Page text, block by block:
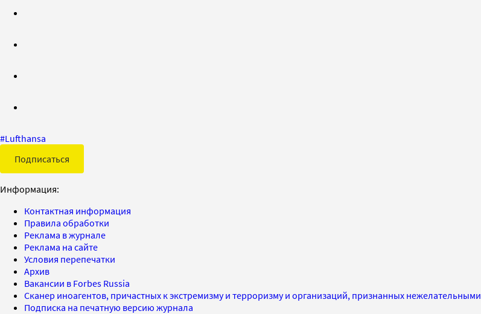
#Lufthansa
Подписаться
Информация:
Контактная информация
Правила обработки
Реклама в журнале
Реклама на сайте
Условия перепечатки
Архив
Вакансии в Forbes Russia
Сканер иноагентов, причастных к экстремизму и терроризму и организаций, признанных нежелательными
Подписка на печатную версию журнала